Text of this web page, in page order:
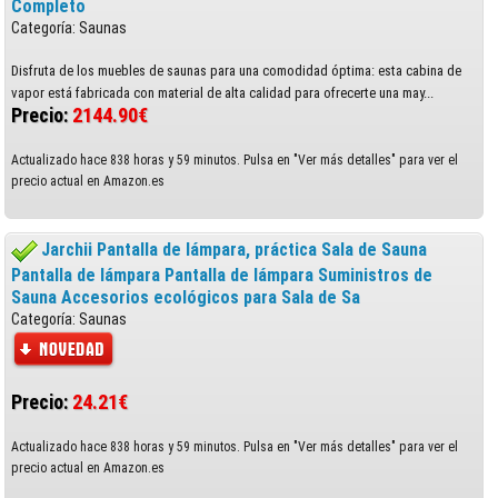
Completo
Categoría: Saunas
Disfruta de los muebles de saunas para una comodidad óptima: esta cabina de
vapor está fabricada con material de alta calidad para ofrecerte una may...
Precio: 2144.90€
Actualizado hace 838 horas y 59 minutos. Pulsa en "Ver más detalles" para ver el
precio actual en Amazon.es
Jarchii Pantalla de lámpara, práctica Sala de Sauna
Pantalla de lámpara Pantalla de lámpara Suministros de
Sauna Accesorios ecológicos para Sala de Sa
Categoría: Saunas
Precio: 24.21€
Actualizado hace 838 horas y 59 minutos. Pulsa en "Ver más detalles" para ver el
precio actual en Amazon.es